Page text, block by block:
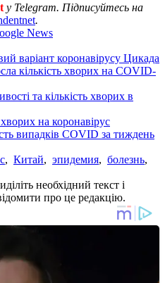
у Telegram. Підписуйтесь на
.
News
варіант коронавірусу Цикада
кількість хворих на COVID-
та кількість хворих в
хворих на коронавірус
випадків COVID за тиждень
, Китай, эпидемия, болезнь,
необхідний текст і
про це редакцію.